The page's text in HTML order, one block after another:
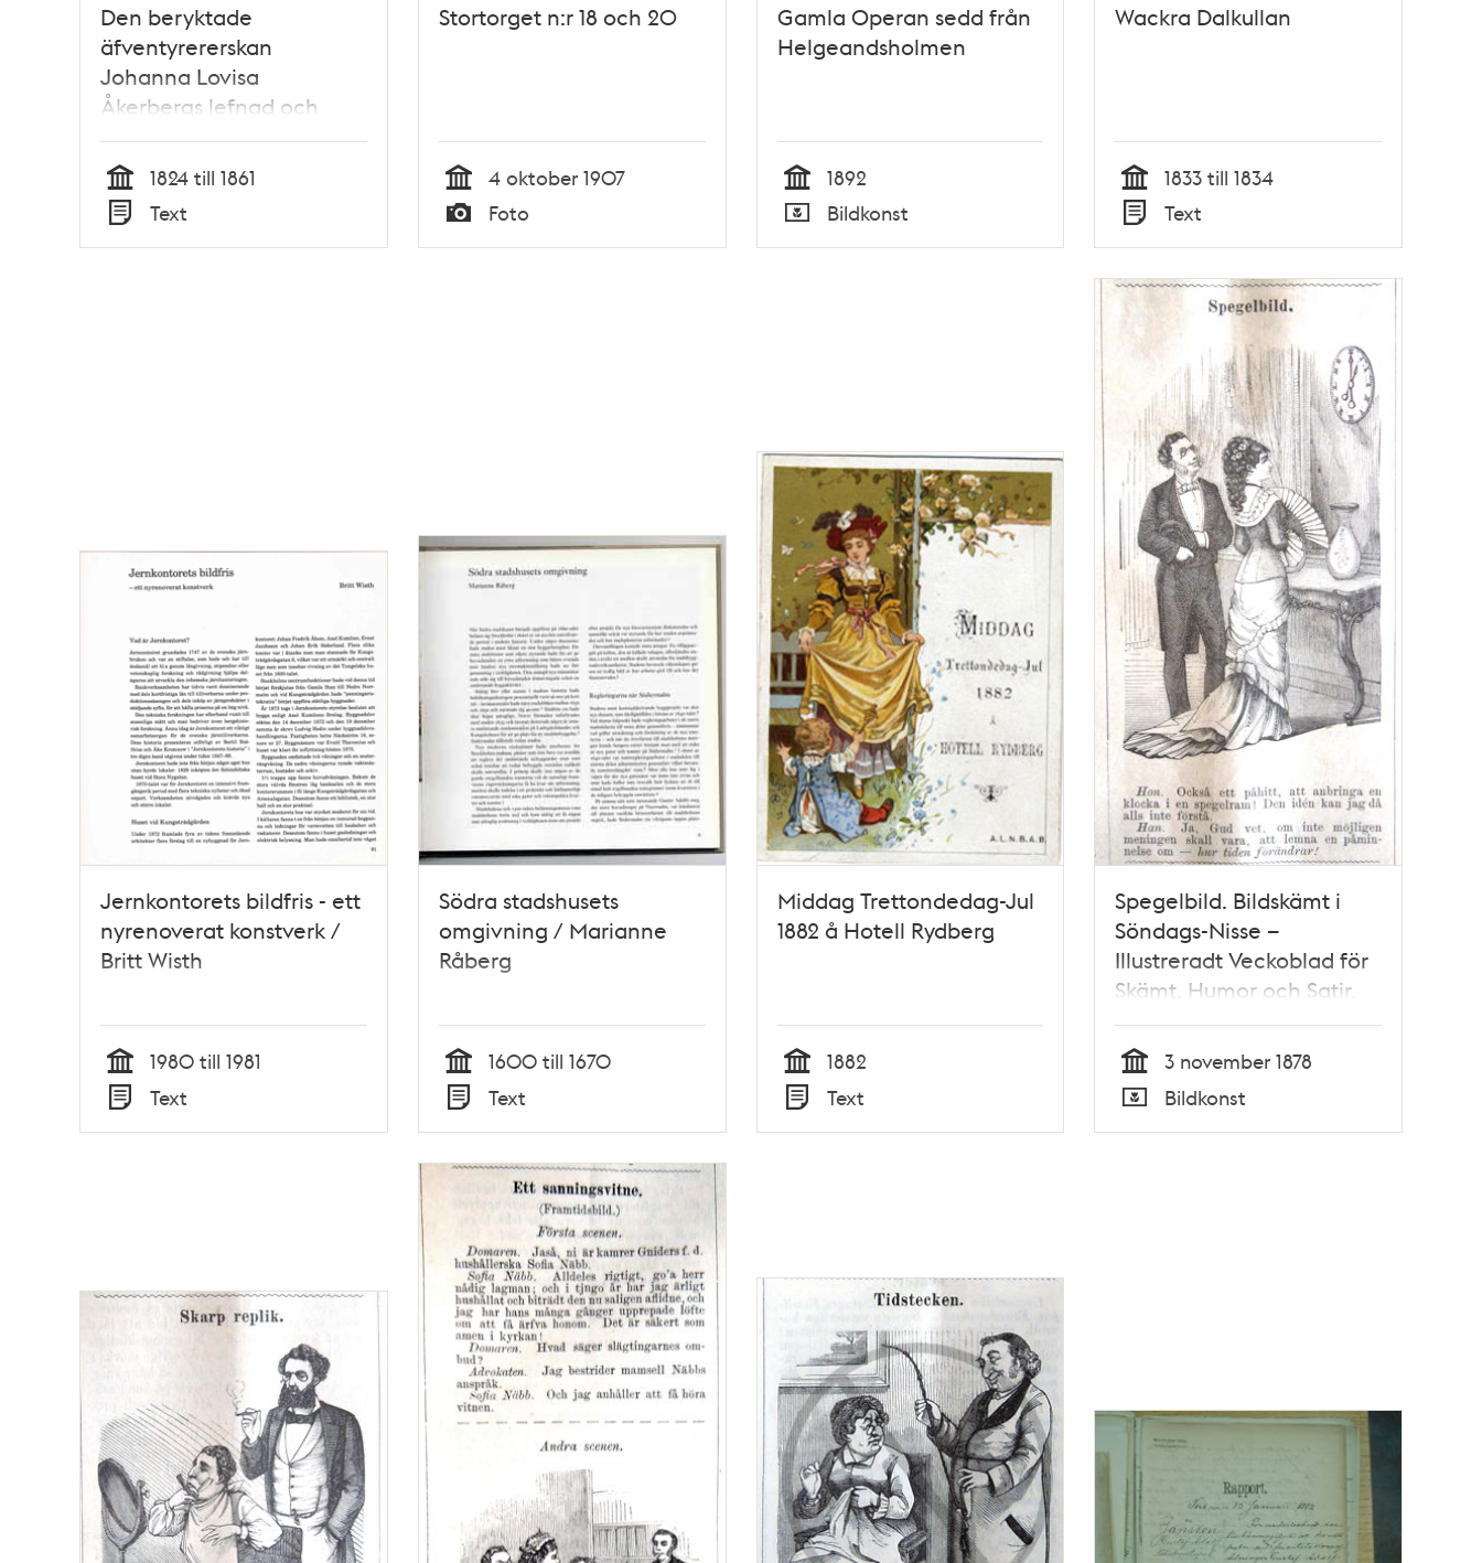
Den beryktade
äfventyrererskan
Johanna Lovisa
Åkerbergs lefnad och
vinglerier
Tid
1824 till 1861
Typ
Text
Stortorget n:r 18 och 20
Tid
4 oktober 1907
Typ
Foto
Gamla Operan sedd från
Helgeandsholmen
Tid
1892
Typ
Bildkonst
Wackra Dalkullan
Tid
1833 till 1834
Typ
Text
Jernkontorets bildfris - ett
nyrenoverat konstverk /
Britt Wisth
Tid
1980 till 1981
Typ
Text
Södra stadshusets
omgivning / Marianne
Råberg
Tid
1600 till 1670
Typ
Text
Middag Trettondedag-Jul
1882 å Hotell Rydberg
Tid
1882
Typ
Text
Spegelbild. Bildskämt i
Söndags-Nisse –
Illustreradt Veckoblad för
Skämt, Humor och Satir,
nr 44, den 3 november
1878
Tid
3 november 1878
Typ
Bildkonst